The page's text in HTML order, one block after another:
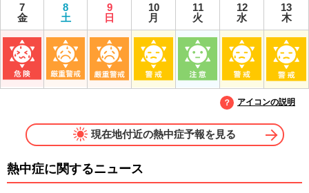
7
金
8
土
9
日
10
月
11
火
12
水
13
木
アイコンの説明
現在地付近の熱中症予報を見る
熱中症に関するニュース